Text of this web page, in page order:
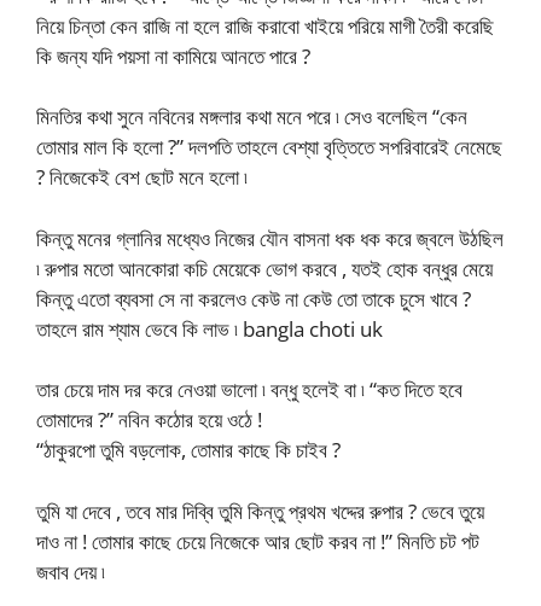
নিয়ে চিন্তা কেন রাজি না হলে রাজি করাবো খাইয়ে পরিয়ে মাগী তৈরী করেছি
কি জন্য যদি পয়সা না কামিয়ে আনতে পারে ?
মিনতির কথা সুনে নবিনের মঙ্গলার কথা মনে পরে ৷ সেও বলেছিল “কেন
তোমার মাল কি হলো ?” দলপতি তাহলে বেশ্যা বৃত্তিতে সপরিবারেই নেমেছে
? নিজেকেই বেশ ছোট মনে হলো ৷
কিন্তু মনের গ্লানির মধ্যেও নিজের যৌন বাসনা ধক ধক করে জ্বলে উঠছিল
৷ রুপার মতো আনকোরা কচি মেয়েকে ভোগ করবে , যতই হোক বন্ধুর মেয়ে
কিন্তু এতো ব্যবসা সে না করলেও কেউ না কেউ তো তাকে চুসে খাবে ?
তাহলে রাম শ্যাম ভেবে কি লাভ ৷ bangla choti uk
তার চেয়ে দাম দর করে নেওয়া ভালো ৷ বন্ধু হলেই বা ৷ “কত দিতে হবে
তোমাদের ?” নবিন কঠোর হয়ে ওঠে !
“ঠাকুরপো তুমি বড়লোক, তোমার কাছে কি চাইব ?
তুমি যা দেবে , তবে মার দিব্বি তুমি কিন্তু প্রথম খদ্দের রুপার ? ভেবে তুয়ে
দাও না ! তোমার কাছে চেয়ে নিজেকে আর ছোট করব না !” মিনতি চট পট
জবাব দেয় ৷